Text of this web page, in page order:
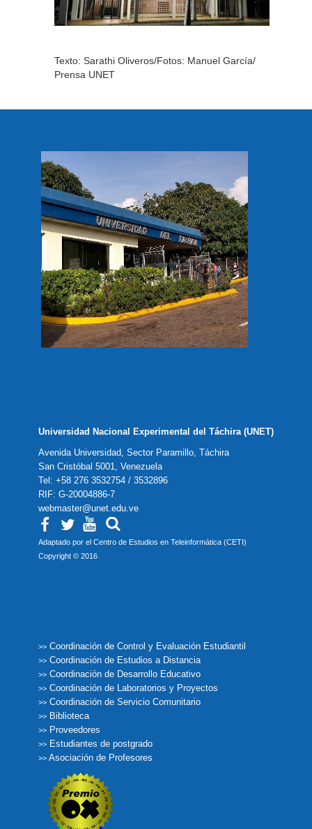
Texto: Sarathi Oliveros/Fotos: Manuel García/
Prensa UNET
Universidad Nacional Experimental del Táchira (UNET)
Avenida Universidad, Sector Paramillo, Táchira
San Cristóbal 5001, Venezuela
Tel: +58 276 3532754 / 3532896
RIF: G-20004886-7
webmaster@unet.edu.ve
Adaptado por el Centro de Estudios en Teleinformática (CETI)
Copyright © 2016
>> Coordinación de Control y Evaluación Estudiantil
>> Coordinación de Estudios a Distancia
>> Coordinación de Desarrollo Educativo
>> Coordinación de Laboratorios y Proyectos
>> Coordinación de Servicio Comunitario
>> Biblioteca
>> Proveedores
>> Estudiantes de postgrado
>> Asociación de Profesores